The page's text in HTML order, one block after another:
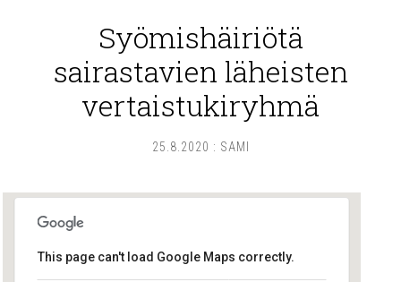
Syömishäiriötä
sairastavien läheisten
vertaistukiryhmä
25.8.2020 : SAMI
This page can't load Google Maps correctly.